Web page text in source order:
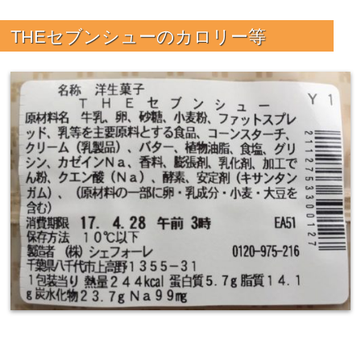
THEセブンシューのカロリー等